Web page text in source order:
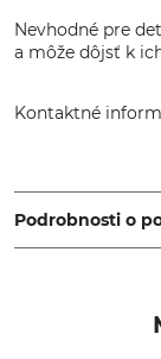
Nevhodné pre
a môže dôjsť k
Kontaktné
www.bullyland.de
Podrobnosti o